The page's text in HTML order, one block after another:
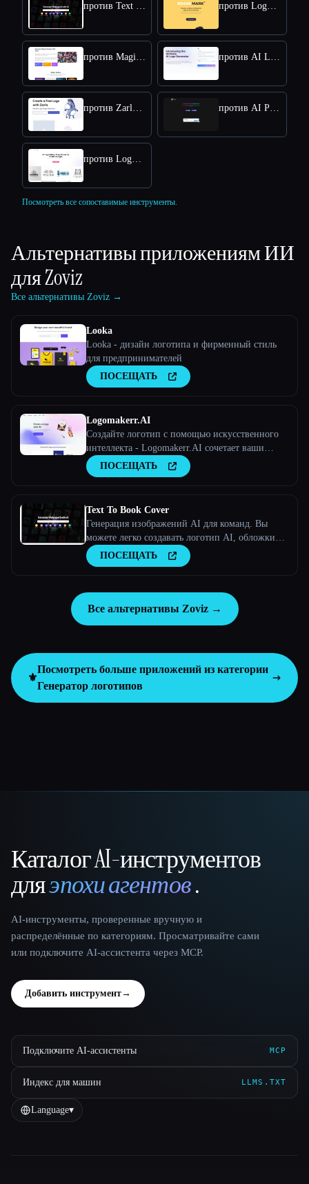
против Text To Book Cover против Logo Rank
против MagiMaker против AI Logo Generator
против Zarla Logo Maker против AI Poster Maker
против LogoGalleria : AI Logo Maker with Precision Free Online
Посмотреть все сопоставимые инструменты.
Альтернативы приложениям ИИ
дляZoviz
Все альтернативы Zoviz →
Looka
Looka - дизайн логотипа и фирменный стиль
для предпринимателей
ПОСЕЩАТЬ
Logomakerr.AI
Создайте логотип с помощью искусственного
интеллекта - Logomakerr.AI сочетает ваши
бизнес-идеи с логотипами, созданными
искусственным интеллектом, всего за несколько
ПОСЕЩАТЬ
Text To Book Cover
Генерация изображений AI для команд. Вы
можете легко создавать логотип AI, обложки
книг AI, плакаты AI и многое другое - Stockimg
AI
ПОСЕЩАТЬ
Все альтернативы Zoviz →
⚜️
Посмотреть больше приложений из категории
Генератор логотипов
That AI Collection
Каталог AI-инструментов
дляэпохи агентов.
AI-инструменты, проверенные вручную и
распределённые по категориям. Просматривайте сами
или подключите AI-ассистента через MCP.
Добавить инструмент→
Подключите AI-ассистенты MCP
Индекс для машин LLMS.TXT
Language▾